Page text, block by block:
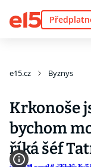
e15.cz Byznys
Krkonoše
bychom
říká šéf